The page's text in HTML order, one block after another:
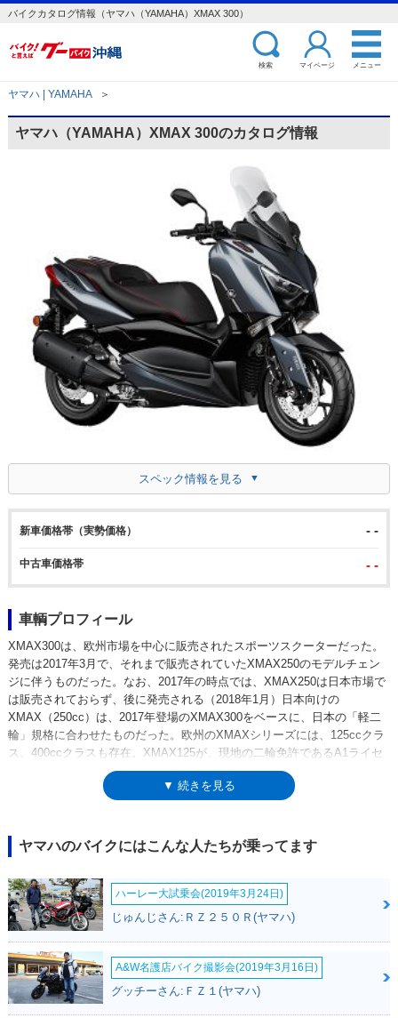
バイクカタログ情報（ヤマハ（YAMAHA）XMAX 300）
検索 マイページ メニュー
ヤマハ | YAMAHA ＞
ヤマハ（YAMAHA）XMAX 300のカタログ情報
スペック情報を見る
新車価格帯（実勢価格） - -
中古車価格帯 - -
車輌プロフィール
XMAX300は、欧州市場を中心に販売されたスポーツスクーターだった。
発売は2017年3月で、それまで販売されていたXMAX250のモデルチェン
ジに伴うものだった。なお、2017年の時点では、XMAX250は日本市場で
は販売されておらず、後に発売される（2018年1月）日本向けの
XMAX（250cc）は、2017年登場のXMAX300をベースに、日本の「軽二
輪」規格に合わせたものだった。欧州のXMAXシリーズには、125ccクラ
ス、400ccクラスも存在。XMAX125が、現地の二輪免許であるA1ライセ
ンス所有者（125cc以下・11kW以下）向けの「XMAXエントリーモデ
ル」だったように、その上位にあたるXMAX300は、A2ライセンス所有者
で、ボア×ストロークは、70mm×75.9mm。後に日本で発売された
XMAX(250）は70×64.9だったので、ストロークの長短という違いだった
ことが分かった。トラクションコントロール、ABS、キーレススタートシ
ステムを標準採用した。上級仕様として、アイアンマックス（2019年）
やテックマックス（2020年）も設定された。2021年モデルでは、欧州の
環境規制のユーロ5に適合した。※日本未発売モデル
▼ 続きを見る
ヤマハのバイクにはこんな人たちが乗ってます
ハーレー大試乗会(2019年3月24日)
じゅんじさん:ＲＺ２５０Ｒ(ヤマハ)
A&W名護店バイク撮影会(2019年3月16日)
グッチーさん:ＦＺ１(ヤマハ)